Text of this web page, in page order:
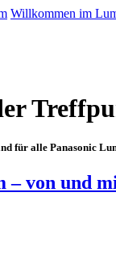
Willkommen im
für alle Panasonic
– von und